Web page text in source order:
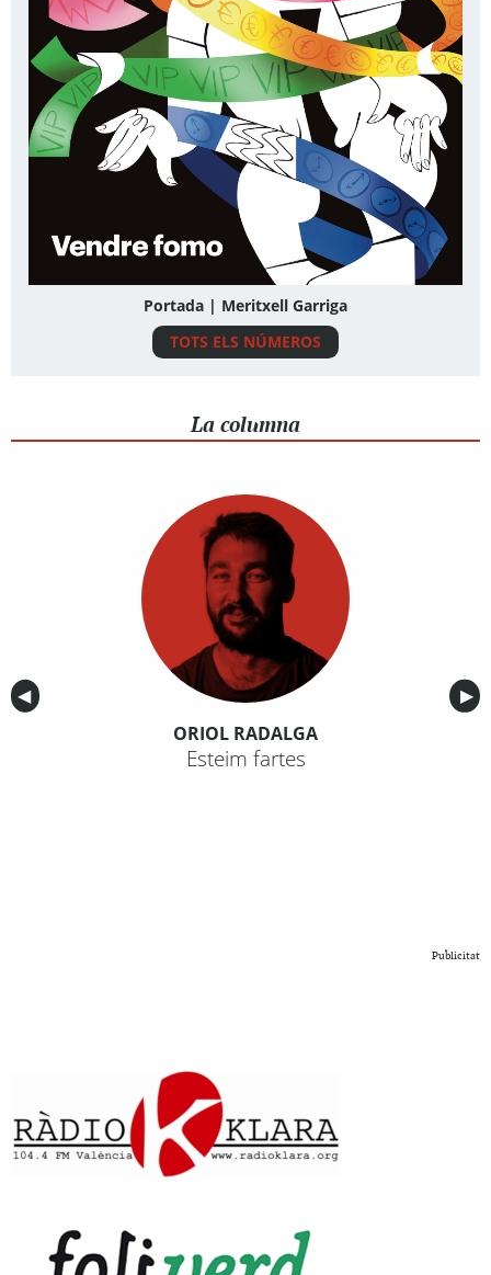
Portada | Meritxell Garriga
TOTS ELS NÚMEROS
La columna
Anterior
◀︎ ▶︎
ORIOL RADALGA
Esteim fartes
Publicitat